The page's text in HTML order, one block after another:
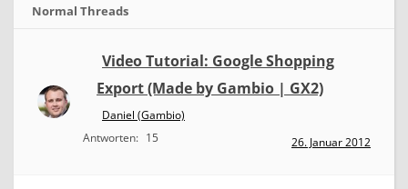
Normal Threads
Video Tutorial: Google Shopping
Export (Made by Gambio | GX2)
Daniel (Gambio)
Antworten: 15 26. Januar 2012